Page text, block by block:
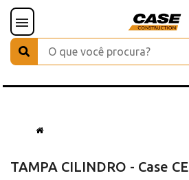
TAMPA CILINDRO - Case CE